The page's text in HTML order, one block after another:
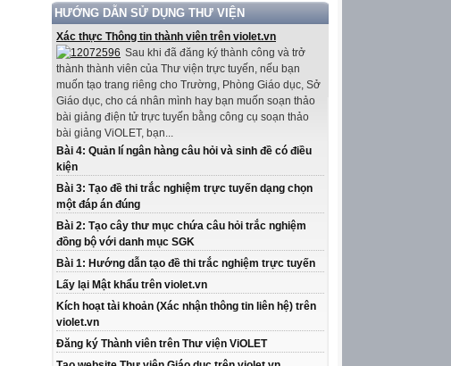
HƯỚNG DẪN SỬ DỤNG THƯ VIỆN
Xác thực Thông tin thành viên trên violet.vn
Sau khi đã đăng ký thành công và trở
thành thành viên của Thư viện trực tuyến, nếu bạn
muốn tạo trang riêng cho Trường, Phòng Giáo dục, Sở
Giáo dục, cho cá nhân mình hay bạn muốn soạn thảo
bài giảng điện tử trực tuyến bằng công cụ soạn thảo
bài giảng ViOLET, bạn...
Bài 4: Quản lí ngân hàng câu hỏi và sinh đề có điều
kiện
Bài 3: Tạo đề thi trắc nghiệm trực tuyến dạng chọn
một đáp án đúng
Bài 2: Tạo cây thư mục chứa câu hỏi trắc nghiệm
đồng bộ với danh mục SGK
Bài 1: Hướng dẫn tạo đề thi trắc nghiệm trực tuyến
Lấy lại Mật khẩu trên violet.vn
Kích hoạt tài khoản (Xác nhận thông tin liên hệ) trên
violet.vn
Đăng ký Thành viên trên Thư viện ViOLET